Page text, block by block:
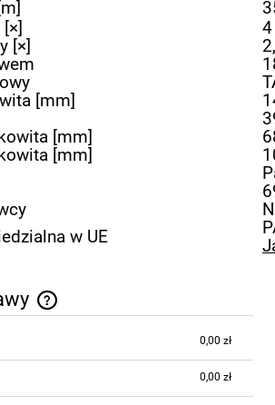
4
[×]
[mm]
[mm]
[mm]
w UE
kosztów płatności
0,00 zł
0,00 zł